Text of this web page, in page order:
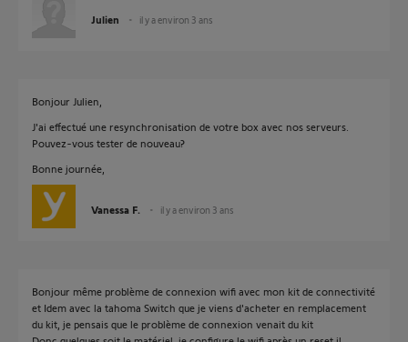
Julien il y a environ 3 ans
Bonjour Julien,
J'ai effectué une resynchronisation de votre box avec nos serveurs.
Pouvez-vous tester de nouveau?
Bonne journée,
Vanessa F. il y a environ 3 ans
Bonjour même problème de connexion wifi avec mon kit de connectivité
et Idem avec la tahoma Switch que je viens d'acheter en remplacement
du kit, je pensais que le problème de connexion venait du kit